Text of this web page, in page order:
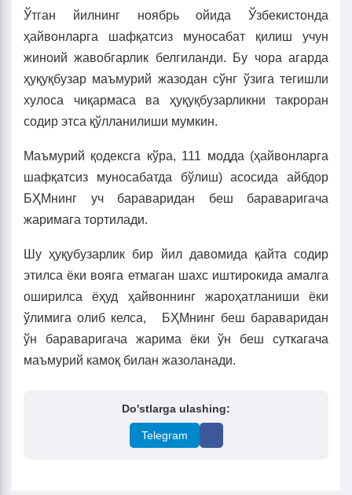
Ўтган йилнинг ноябрь ойида Ўзбекистонда
ҳайвонларга шафқатсиз муносабат қилиш учун
жиноий жавобгарлик белгиланди. Бу чора агарда
ҳуқуқбузар маъмурий жазодан сўнг ўзига тегишли
хулоса чиқармаса ва ҳуқуқбузарликни такроран
содир этса қўлланилиши мумкин.
Маъмурий қодексга кўра, 111 модда (ҳайвонларга
шафқатсиз муносабатда бўлиш) асосида айбдор
БҲМнинг уч бараваридан беш бараваригача
жаримага тортилади.
Шу ҳуқубузарлик бир йил давомида қайта содир
этилса ёки вояга етмаган шахс иштирокида амалга
оширилса ёҳуд ҳайвоннинг жароҳатланиши ёки
ўлимига олиб келса, БҲМнинг беш бараваридан
ўн бараваригача жарима ёки ўн беш суткагача
маъмурий камоқ билан жазоланади.
Do'stlarga ulashing:
Telegram